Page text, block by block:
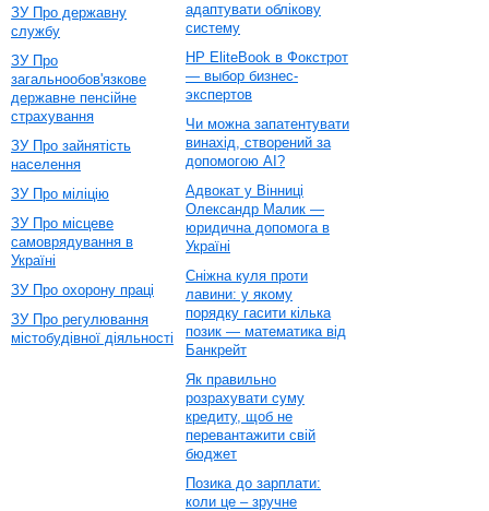
ЗУ Про державну
службу
ЗУ Про
загальнообов'язкове
державне пенсійне
страхування
ЗУ Про зайнятість
населення
ЗУ Про міліцію
ЗУ Про місцеве
самоврядування в
Україні
ЗУ Про охорону праці
ЗУ Про регулювання
містобудівної діяльності
адаптувати облікову
систему
HP EliteBook в Фокстрот
— выбор бизнес-
экспертов
Чи можна запатентувати
винахід, створений за
допомогою AI?
Адвокат у Вінниці
Олександр Малик —
юридична допомога в
Україні
Сніжна куля проти
лавини: у якому
порядку гасити кілька
позик — математика від
Банкрейт
Як правильно
розрахувати суму
кредиту, щоб не
перевантажити свій
бюджет
Позика до зарплати:
коли це – зручне